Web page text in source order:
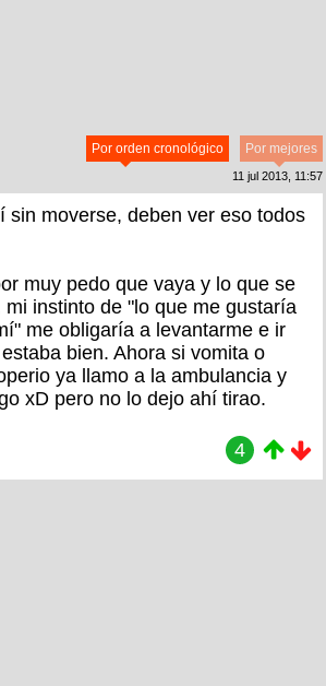
Por mejores
Por orden cronológico
11 jul 2013, 11:57
sin moverse, deben ver eso todos
muy pedo que vaya y lo que se
mi instinto de "lo que me gustaría
me obligaría a levantarme e ir
bien. Ahora si vomita o
ya llamo a la ambulancia y
xD pero no lo dejo ahí tirao.
4